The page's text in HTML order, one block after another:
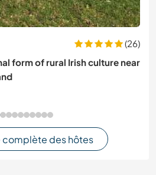
(26)
form of rural Irish culture near
complète des hôtes